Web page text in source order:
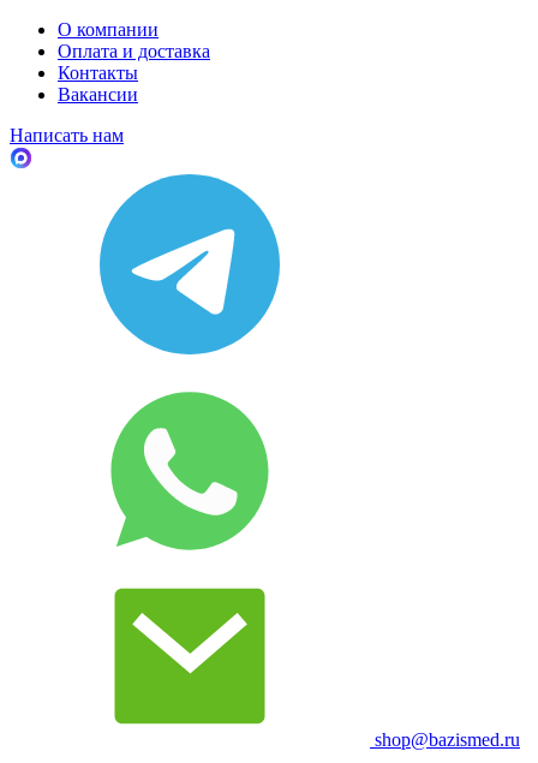
О компании
Оплата и доставка
Контакты
Вакансии
Написать нам
shop@bazismed.ru